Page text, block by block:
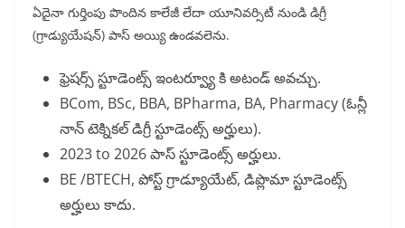
ఏదైనా గుర్తింపు పొందిన కాలేజీ లేదా యూనివర్సిటీ నుండి డిగ్రీ
(గ్రాడ్యుయేషన్) పాస్ అయ్యి ఉండవలెను.
ఫ్రెషర్స్ స్టూడెంట్స్ ఇంటర్వ్యూ కి అటండ్ అవచ్చు.
BCom, BSc, BBA, BPharma, BA, Pharmacy (ఓన్లీ
నాన్ టెక్నికల్ డిగ్రీ స్టూడెంట్స్ అర్హులు).
2023 to 2026 పాస్ స్టూడెంట్స్ అర్హులు.
BE /BTECH, పోస్ట్ గ్రాడ్యూయేట్, డిప్లొమా స్టూడెంట్స్
అర్హులు కాదు.